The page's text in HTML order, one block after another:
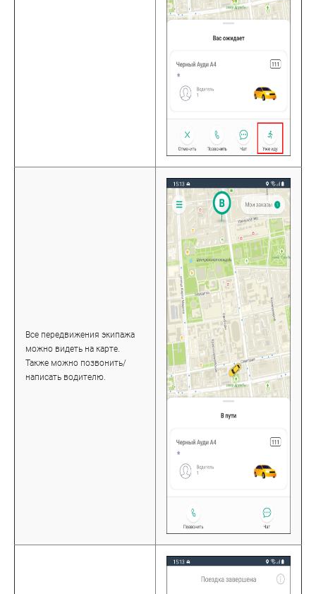
Все передвижения экипажа
можно видеть на карте.
Также можно позвонить/
написать водителю.